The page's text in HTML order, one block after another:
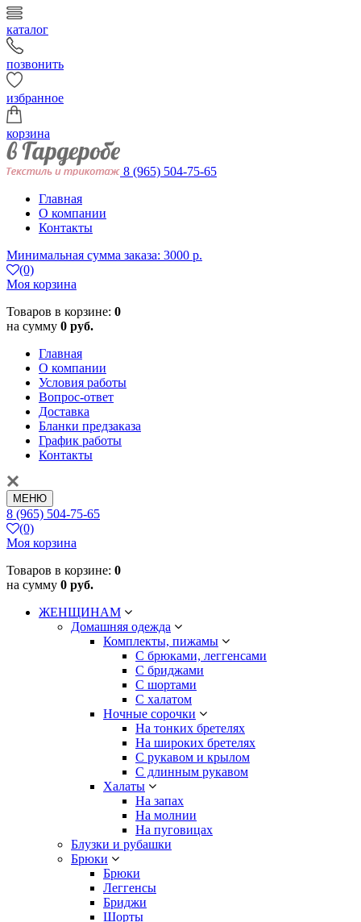
каталог
позвонить
избранное
корзина
8 (965) 504-75-65
Главная
О компании
Контакты
Минимальная сумма заказа: 3000 р.
(0)
Моя корзина
Товаров в корзине: 0
на сумму 0 руб.
Главная
О компании
Условия работы
Вопрос-ответ
Доставка
Бланки предзаказа
График работы
Контакты
МЕНЮ
8 (965) 504-75-65
(0)
Моя корзина
Товаров в корзине: 0
на сумму 0 руб.
ЖЕНЩИНАМ
Домашняя одежда
Комплекты, пижамы
С брюками, леггенсами
С бриджами
С шортами
С халатом
Ночные сорочки
На тонких бретелях
На широких бретелях
С рукавом и крылом
С длинным рукавом
Халаты
На запах
На молнии
На пуговицах
Блузки и рубашки
Брюки
Брюки
Леггенсы
Бриджи
Шорты